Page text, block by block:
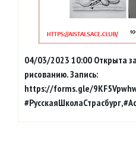
04/03/2023 10:00 Открыта
рисованию. Запись:
https://forms.gle/